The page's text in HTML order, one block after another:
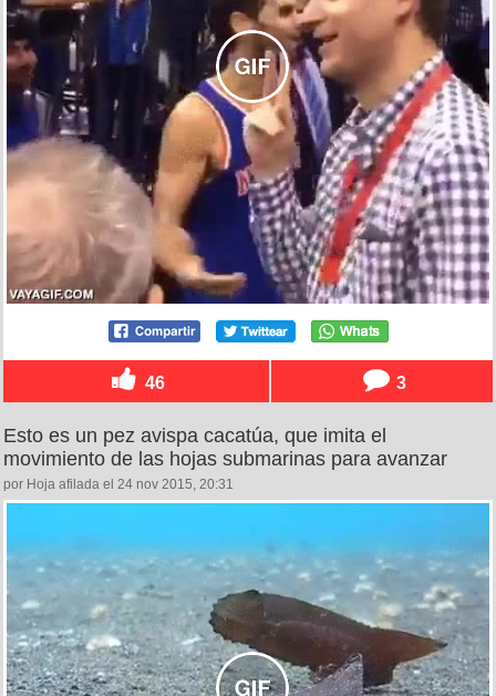
46 3
Esto es un pez avispa cacatúa, que imita el
movimiento de las hojas submarinas para avanzar
por Hoja afilada el 24 nov 2015, 20:31